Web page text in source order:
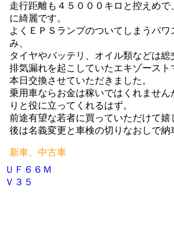
走行距離も４５０００キロと控えめで
に綺麗です。
よくＥＰＳランプのついてしまうパ
み、
タイヤやバッテリ、オイル類などは総
排気漏れを起こしていたエキゾースト
本日交換させていただきました。
乗用車ならお金は稼いではくれません
りと役に立ってくれるはず。
前途有望な若者に買っていただけて嬉
後は名義変更と車検の切りなおしで納
新車、中古車
投
ＵＦ６６Ｍ
Ｖ３５